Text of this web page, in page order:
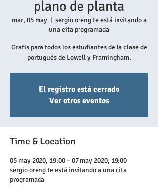
plano de planta
mar, 05 may
  |
sergio oreng te está invitando a
una cita programada
Gratis para todos los estudiantes de la clase de
portugués de Lowell y Framingham.
El registro está cerrado
Ver otros eventos
Time & Location
05 may 2020, 19:00 – 07 may 2020, 19:00
sergio oreng te está invitando a una cita
programada